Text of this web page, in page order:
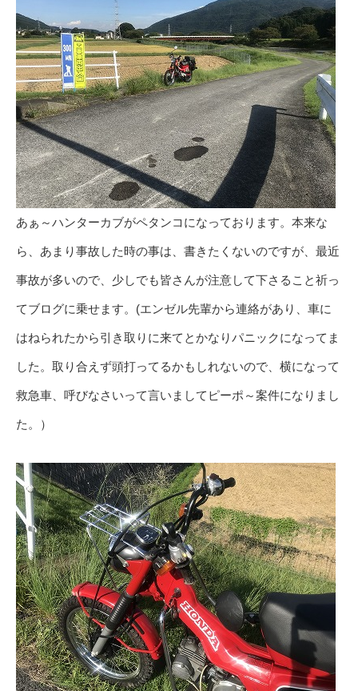
あぁ～ハンターカブがペタンコになっております。本来な
ら、あまり事故した時の事は、書きたくないのですが、最近
事故が多いので、少しでも皆さんが注意して下さること祈っ
てブログに乗せます。(エンゼル先輩から連絡があり、車に
はねられたから引き取りに来てとかなりパニックになってま
した。取り合えず頭打ってるかもしれないので、横になって
救急車、呼びなさいって言いましてピーポ～案件になりまし
た。）